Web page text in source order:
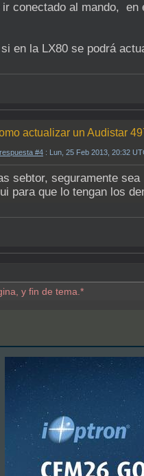
ir conectado al mando,
en la LX80 se podrá
actualizar un Audistar
respuesta #4 : Lun, 25 Feb 2013, 20:32
sebtor, seguramente
para que lo tengan los
y fin de tema.*